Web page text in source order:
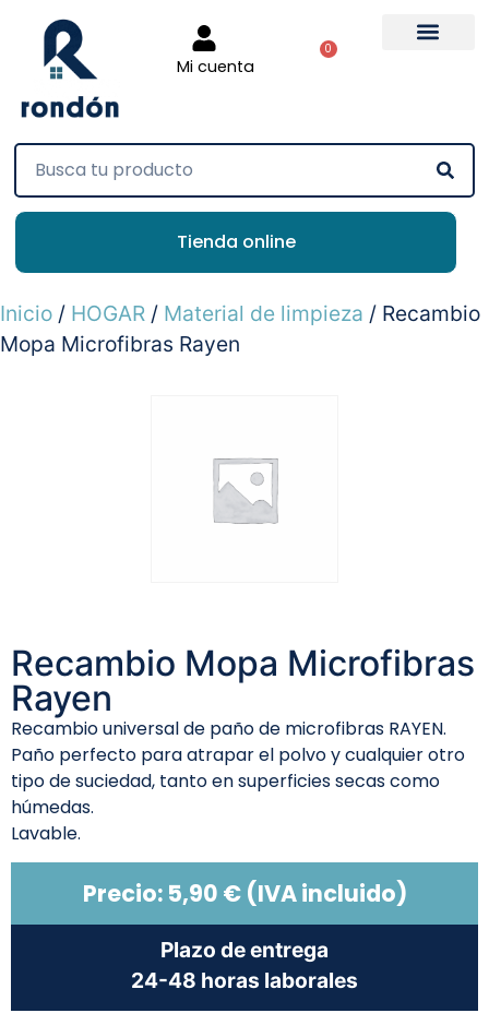
Mi cuenta
0
Tienda online
Inicio / HOGAR / Material de limpieza / Recambio
Mopa Microfibras Rayen
Recambio Mopa Microfibras
Rayen
Recambio universal de paño de microfibras RAYEN.
Paño perfecto para atrapar el polvo y cualquier otro
tipo de suciedad, tanto en superficies secas como
húmedas.
Lavable.
Precio: 5,90 €(IVA incluido)
Plazo de entrega
24-48 horas laborales